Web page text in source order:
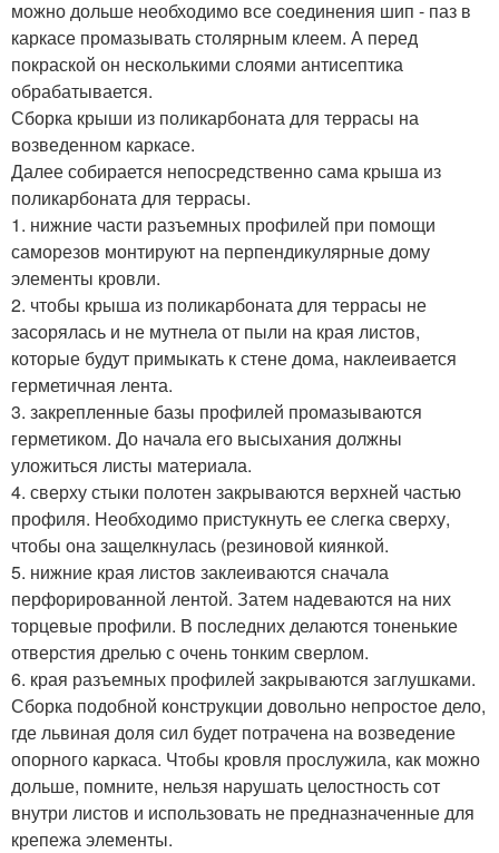
можно дольше необходимо все соединения шип - паз в
каркасе промазывать столярным клеем. А перед
покраской он несколькими слоями антисептика
обрабатывается.
Сборка крыши из поликарбоната для террасы на
возведенном каркасе.
Далее собирается непосредственно сама крыша из
поликарбоната для террасы.
1. нижние части разъемных профилей при помощи
саморезов монтируют на перпендикулярные дому
элементы кровли.
2. чтобы крыша из поликарбоната для террасы не
засорялась и не мутнела от пыли на края листов,
которые будут примыкать к стене дома, наклеивается
герметичная лента.
3. закрепленные базы профилей промазываются
герметиком. До начала его высыхания должны
уложиться листы материала.
4. сверху стыки полотен закрываются верхней частью
профиля. Необходимо пристукнуть ее слегка сверху,
чтобы она защелкнулась (резиновой киянкой.
5. нижние края листов заклеиваются сначала
перфорированной лентой. Затем надеваются на них
торцевые профили. В последних делаются тоненькие
отверстия дрелью с очень тонким сверлом.
6. края разъемных профилей закрываются заглушками.
Сборка подобной конструкции довольно непростое дело,
где львиная доля сил будет потрачена на возведение
опорного каркаса. Чтобы кровля прослужила, как можно
дольше, помните, нельзя нарушать целостность сот
внутри листов и использовать не предназначенные для
крепежа элементы.